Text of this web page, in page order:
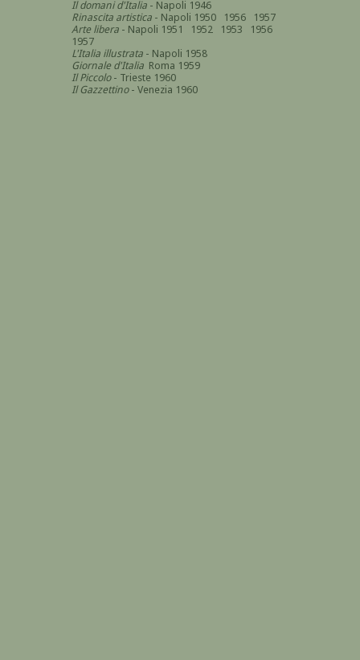
Il domani d'Italia - Napoli 1946
Rinascita artistica - Napoli 1950 1956 1957
Arte libera - Napoli 1951 1952 1953 1956
1957
L'Italia illustrata - Napoli 1958
Giornale d'Italia Roma 1959
Il Piccolo- Trieste 1960
Il Gazzettino- Venezia 1960